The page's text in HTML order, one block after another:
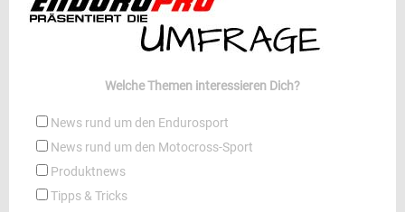
Welche Themen interessieren Dich?
News rund um den Endurosport
News rund um den Motocross-Sport
Produktnews
Tipps & Tricks